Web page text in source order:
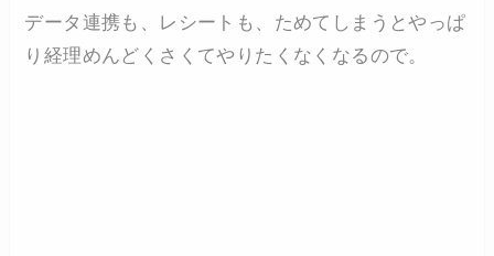
データ連携も、レシートも、ためてしまうとやっぱ
り経理めんどくさくてやりたくなくなるので。